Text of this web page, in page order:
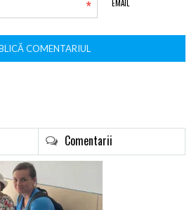
EMAIL
*
Comentarii